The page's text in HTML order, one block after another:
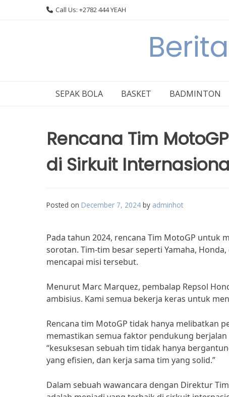
Call Us: +2782 444 YEAH
SEPAK BOLA BASKET BADMINTON
Rencana Tim
di Sirkuit
Posted on December 7, 2024 by adminhot
Pada tahun 2024, rencana Tim MotoGP untuk
sorotan. Tim-tim besar seperti Yamaha,
mencapai misi tersebut.
Menurut Marc Marquez, pembalap Repsol
ambisius. Kami semua bekerja keras untuk
Rencana tim MotoGP tidak hanya melibatkan
memastikan semua faktor pendukung
“kesuksesan sebuah tim tidak hanya
yang efisien, dan kerja sama tim yang solid.”
Dalam sebuah wawancara dengan Direktur